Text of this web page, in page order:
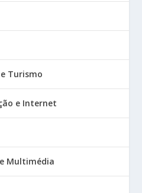
Turismo
e Internet
Multimédia